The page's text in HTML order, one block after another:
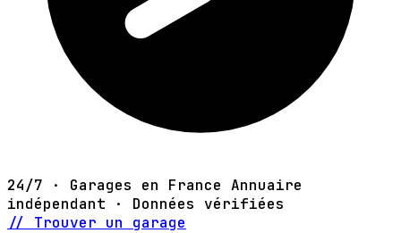
24/7 · Garages en France Annuaire
indépendant · Données vérifiées
// Trouver un garage